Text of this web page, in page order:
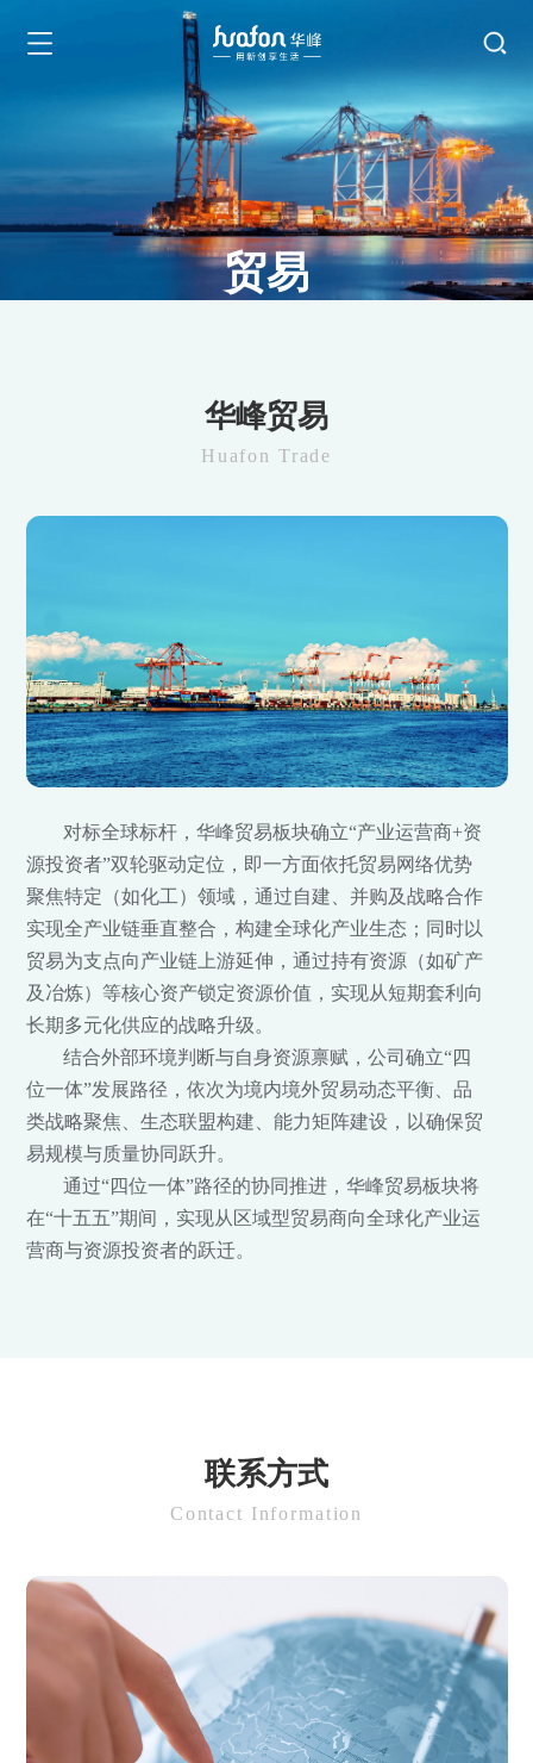
贸易
华峰贸易
Huafon Trade
对标全球标杆，华峰贸易板块确立“产业运营商+资
源投资者”双轮驱动定位，即一方面依托贸易网络优势
聚焦特定（如化工）领域，通过自建、并购及战略合作
实现全产业链垂直整合，构建全球化产业生态；同时以
贸易为支点向产业链上游延伸，通过持有资源（如矿产
及冶炼）等核心资产锁定资源价值，实现从短期套利向
长期多元化供应的战略升级。
结合外部环境判断与自身资源禀赋，公司确立“四
位一体”发展路径，依次为境内境外贸易动态平衡、品
类战略聚焦、生态联盟构建、能力矩阵建设，以确保贸
易规模与质量协同跃升。
通过“四位一体”路径的协同推进，华峰贸易板块将
在“十五五”期间，实现从区域型贸易商向全球化产业运
营商与资源投资者的跃迁。
联系方式
Contact Information